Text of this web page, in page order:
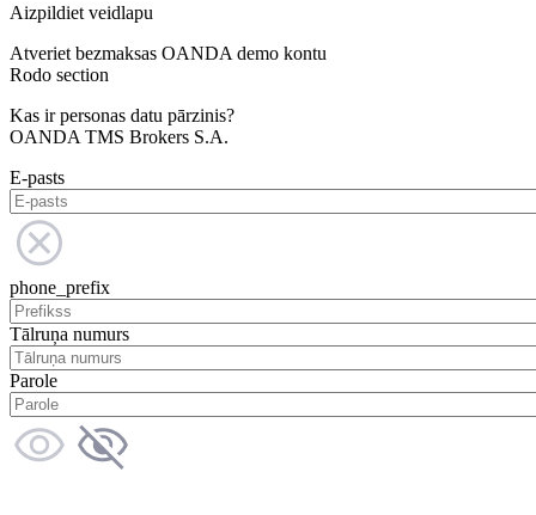
Aizpildiet veidlapu
Atveriet bezmaksas OANDA demo kontu
Rodo section
Kas ir personas datu pārzinis?
OANDA TMS Brokers S.A.
E-pasts
phone_prefix
Tālruņa numurs
Parole